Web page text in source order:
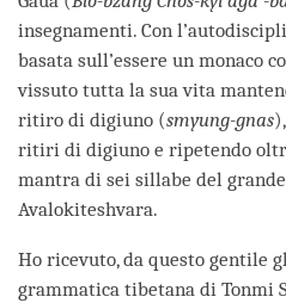
insegnamenti. Con
basata sull’essere un monaco
vissuto tutta la sua vita
ritiro di digiuno (smyung-gnas
ritiri di digiuno e ripetendo
mantra di sei sillabe del
Avalokiteshvara.
Ho ricevuto, da questo gentile
grammatica tibetana di Tonmi